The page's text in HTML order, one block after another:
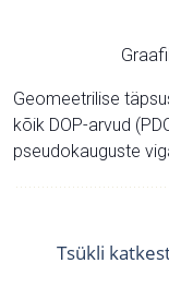
Geomeetrilise
kõik DOP-arvud
pseudokauguste
Tsükli